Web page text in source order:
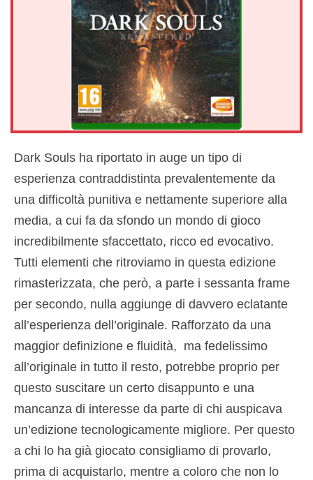
Dark Souls ha riportato in auge un tipo di
esperienza contraddistinta prevalentemente da
una difficoltà punitiva e nettamente superiore alla
media, a cui fa da sfondo un mondo di gioco
incredibilmente sfaccettato, ricco ed evocativo.
Tutti elementi che ritroviamo in questa edizione
rimasterizzata, che però, a parte i sessanta frame
per secondo, nulla aggiunge di davvero eclatante
all’esperienza dell’originale. Rafforzato da una
maggior definizione e fluidità, ma fedelissimo
all’originale in tutto il resto, potrebbe proprio per
questo suscitare un certo disappunto e una
mancanza di interesse da parte di chi auspicava
un’edizione tecnologicamente migliore. Per questo
a chi lo ha già giocato consigliamo di provarlo,
prima di acquistarlo, mentre a coloro che non lo